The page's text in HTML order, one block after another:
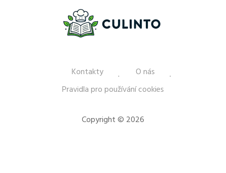
Kontakty
O nás
Pravidla pro používání cookies
Copyright © 2026